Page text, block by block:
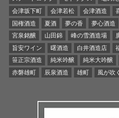
会津坂下町
会津若松 会津酒造
国権酒造
夏酒 夢の香 夢心酒造
宮泉銘醸
山田錦 峰の雪酒造場
旨安ワイン
曙酒造 白井酒造店
笹正宗酒造
純米吟醸 純米大吟醸
赤磐雄町
辰泉酒造 雄町 風が吹く